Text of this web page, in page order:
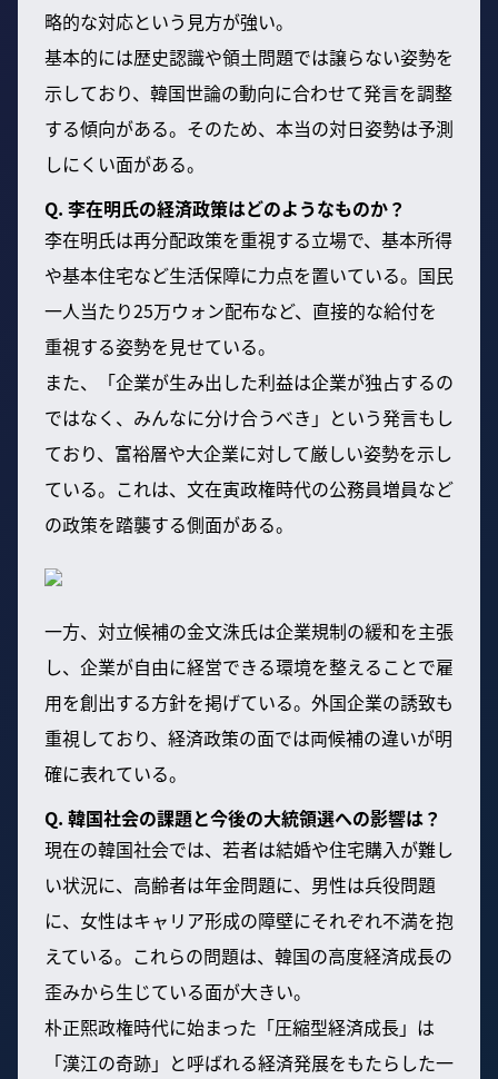
略的な対応という見方が強い。
基本的には歴史認識や領土問題では譲らない姿勢を
示しており、韓国世論の動向に合わせて発言を調整
する傾向がある。そのため、本当の対日姿勢は予測
しにくい面がある。
Q. 李在明氏の経済政策はどのようなものか？
李在明氏は再分配政策を重視する立場で、基本所得
や基本住宅など生活保障に力点を置いている。国民
一人当たり25万ウォン配布など、直接的な給付を
重視する姿勢を見せている。
また、「企業が生み出した利益は企業が独占するの
ではなく、みんなに分け合うべき」という発言もし
ており、富裕層や大企業に対して厳しい姿勢を示し
ている。これは、文在寅政権時代の公務員増員など
の政策を踏襲する側面がある。
一方、対立候補の金文洙氏は企業規制の緩和を主張
し、企業が自由に経営できる環境を整えることで雇
用を創出する方針を掲げている。外国企業の誘致も
重視しており、経済政策の面では両候補の違いが明
確に表れている。
Q. 韓国社会の課題と今後の大統領選への影響は？
現在の韓国社会では、若者は結婚や住宅購入が難し
い状況に、高齢者は年金問題に、男性は兵役問題
に、女性はキャリア形成の障壁にそれぞれ不満を抱
えている。これらの問題は、韓国の高度経済成長の
歪みから生じている面が大きい。
朴正熙政権時代に始まった「圧縮型経済成長」は
「漢江の奇跡」と呼ばれる経済発展をもたらした一